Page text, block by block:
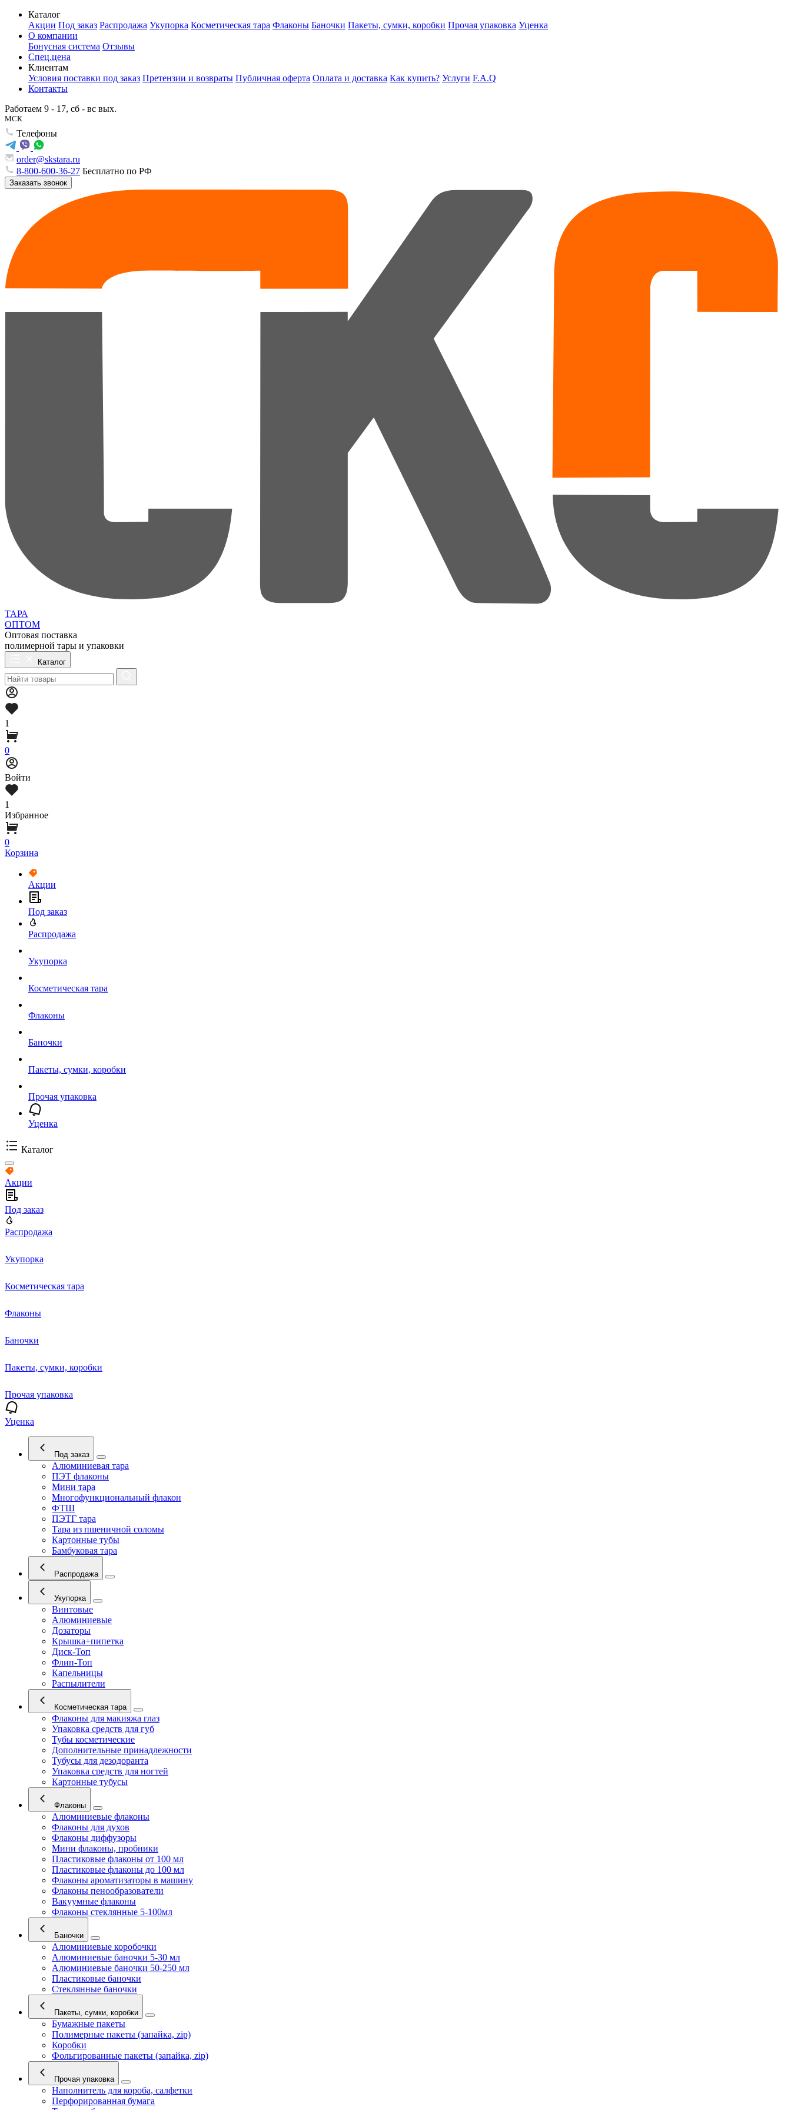
Каталог
Акции Под заказ Распродажа Укупорка Косметическая тара Флаконы Баночки Пакеты, сумки, коробки Прочая упаковка Уценка
О компании
Бонусная система Отзывы
Спец.цена
Клиентам
Условия поставки под заказ Претензии и возвраты Публичная оферта Оплата и доставка Как купить? Услуги F.A.Q
Контакты
Работаем 9 - 17, сб - вс вых.
МСК
Телефоны
order@skstara.ru
8-800-600-36-27 Бесплатно по РФ
Заказать звонок
ТАРА
ОПТОМ
Оптовая поставка
полимерной тары и упаковки
Каталог
1
0
Войти
1
Избранное
0
Корзина
Акции
Под заказ
Распродажа
Укупорка
Косметическая тара
Флаконы
Баночки
Пакеты, сумки, коробки
Прочая упаковка
Уценка
Каталог
Акции
Под заказ
Распродажа
Укупорка
Косметическая тара
Флаконы
Баночки
Пакеты, сумки, коробки
Прочая упаковка
Уценка
Под заказ
Алюминиевая тара
ПЭТ флаконы
Мини тара
Многофункциональный флакон
ФТШ
ПЭТГ тара
Тара из пшеничной соломы
Картонные тубы
Бамбуковая тара
Распродажа
Укупорка
Винтовые
Алюминиевые
Дозаторы
Крышка+пипетка
Диск-Топ
Флип-Топ
Капельницы
Распылители
Косметическая тара
Флаконы для макияжа глаз
Упаковка средств для губ
Тубы косметические
Дополнительные принадлежности
Тубусы для дезодоранта
Упаковка средств для ногтей
Картонные тубусы
Флаконы
Алюминиевые флаконы
Флаконы для духов
Флаконы диффузоры
Мини флаконы, пробники
Пластиковые флаконы от 100 мл
Пластиковые флаконы до 100 мл
Флаконы ароматизаторы в машину
Флаконы пенообразователи
Вакуумные флаконы
Флаконы стеклянные 5-100мл
Баночки
Алюминиевые коробочки
Алюминиевые баночки 5-30 мл
Алюминиевые баночки 50-250 мл
Пластиковые баночки
Стеклянные баночки
Пакеты, сумки, коробки
Бумажные пакеты
Полимерные пакеты (запайка, zip)
Коробки
Фольгированные пакеты (запайка, zip)
Прочая упаковка
Наполнитель для короба, салфетки
Перфорированная бумага